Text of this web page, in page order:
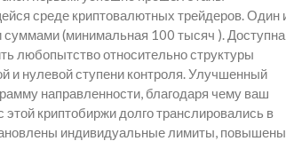
среде криптовалютных трейдеров. Один
суммами (минимальная 100 тысяч ). Доступна
любопытство относительно структуры
и нулевой ступени контроля. Улучшенный
направленности, благодаря чему ваш
криптобиржи долго транслировались в
индивидуальные лимиты, повышены